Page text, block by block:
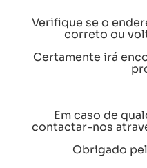
Verifique se o
correto ou
Certamente irá
Em caso de
contactar-nos
Obrigado